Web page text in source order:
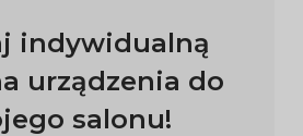
indywidualną
urządzenia do
salonu!